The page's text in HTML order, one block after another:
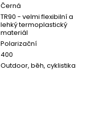
Černá
TR90 - velmi flexibilní a
lehký termoplastický
materiál
Polarizační
400
Outdoor, běh, cyklistika